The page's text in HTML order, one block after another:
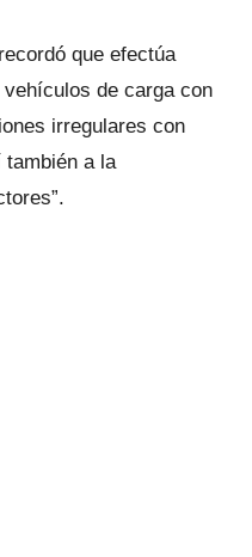
que efectúa
de carga con
irregulares con
a la